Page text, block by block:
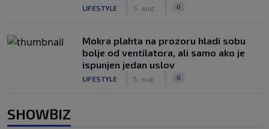
LIFESTYLE 5. aug. 0
Mokra plahta na prozoru hladi sobu
bolje od ventilatora, ali samo ako je
ispunjen jedan uslov
LIFESTYLE 5. aug. 0
SHOWBIZ